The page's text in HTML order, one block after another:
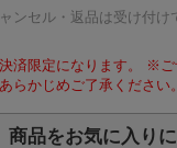
ンセル・返品は受け付け
済限定になります。 ※ご
らかじめご了承ください。
商品をお気に入り